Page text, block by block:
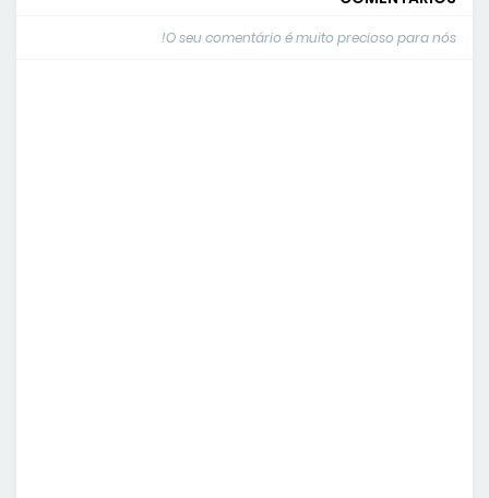
O seu comentário é muito precioso para nós!